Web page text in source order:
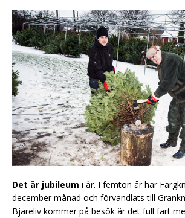
Det är jubileum i år. I femton år har
december månad och förvandlats till
Bjäreliv kommer på besök är det full fart